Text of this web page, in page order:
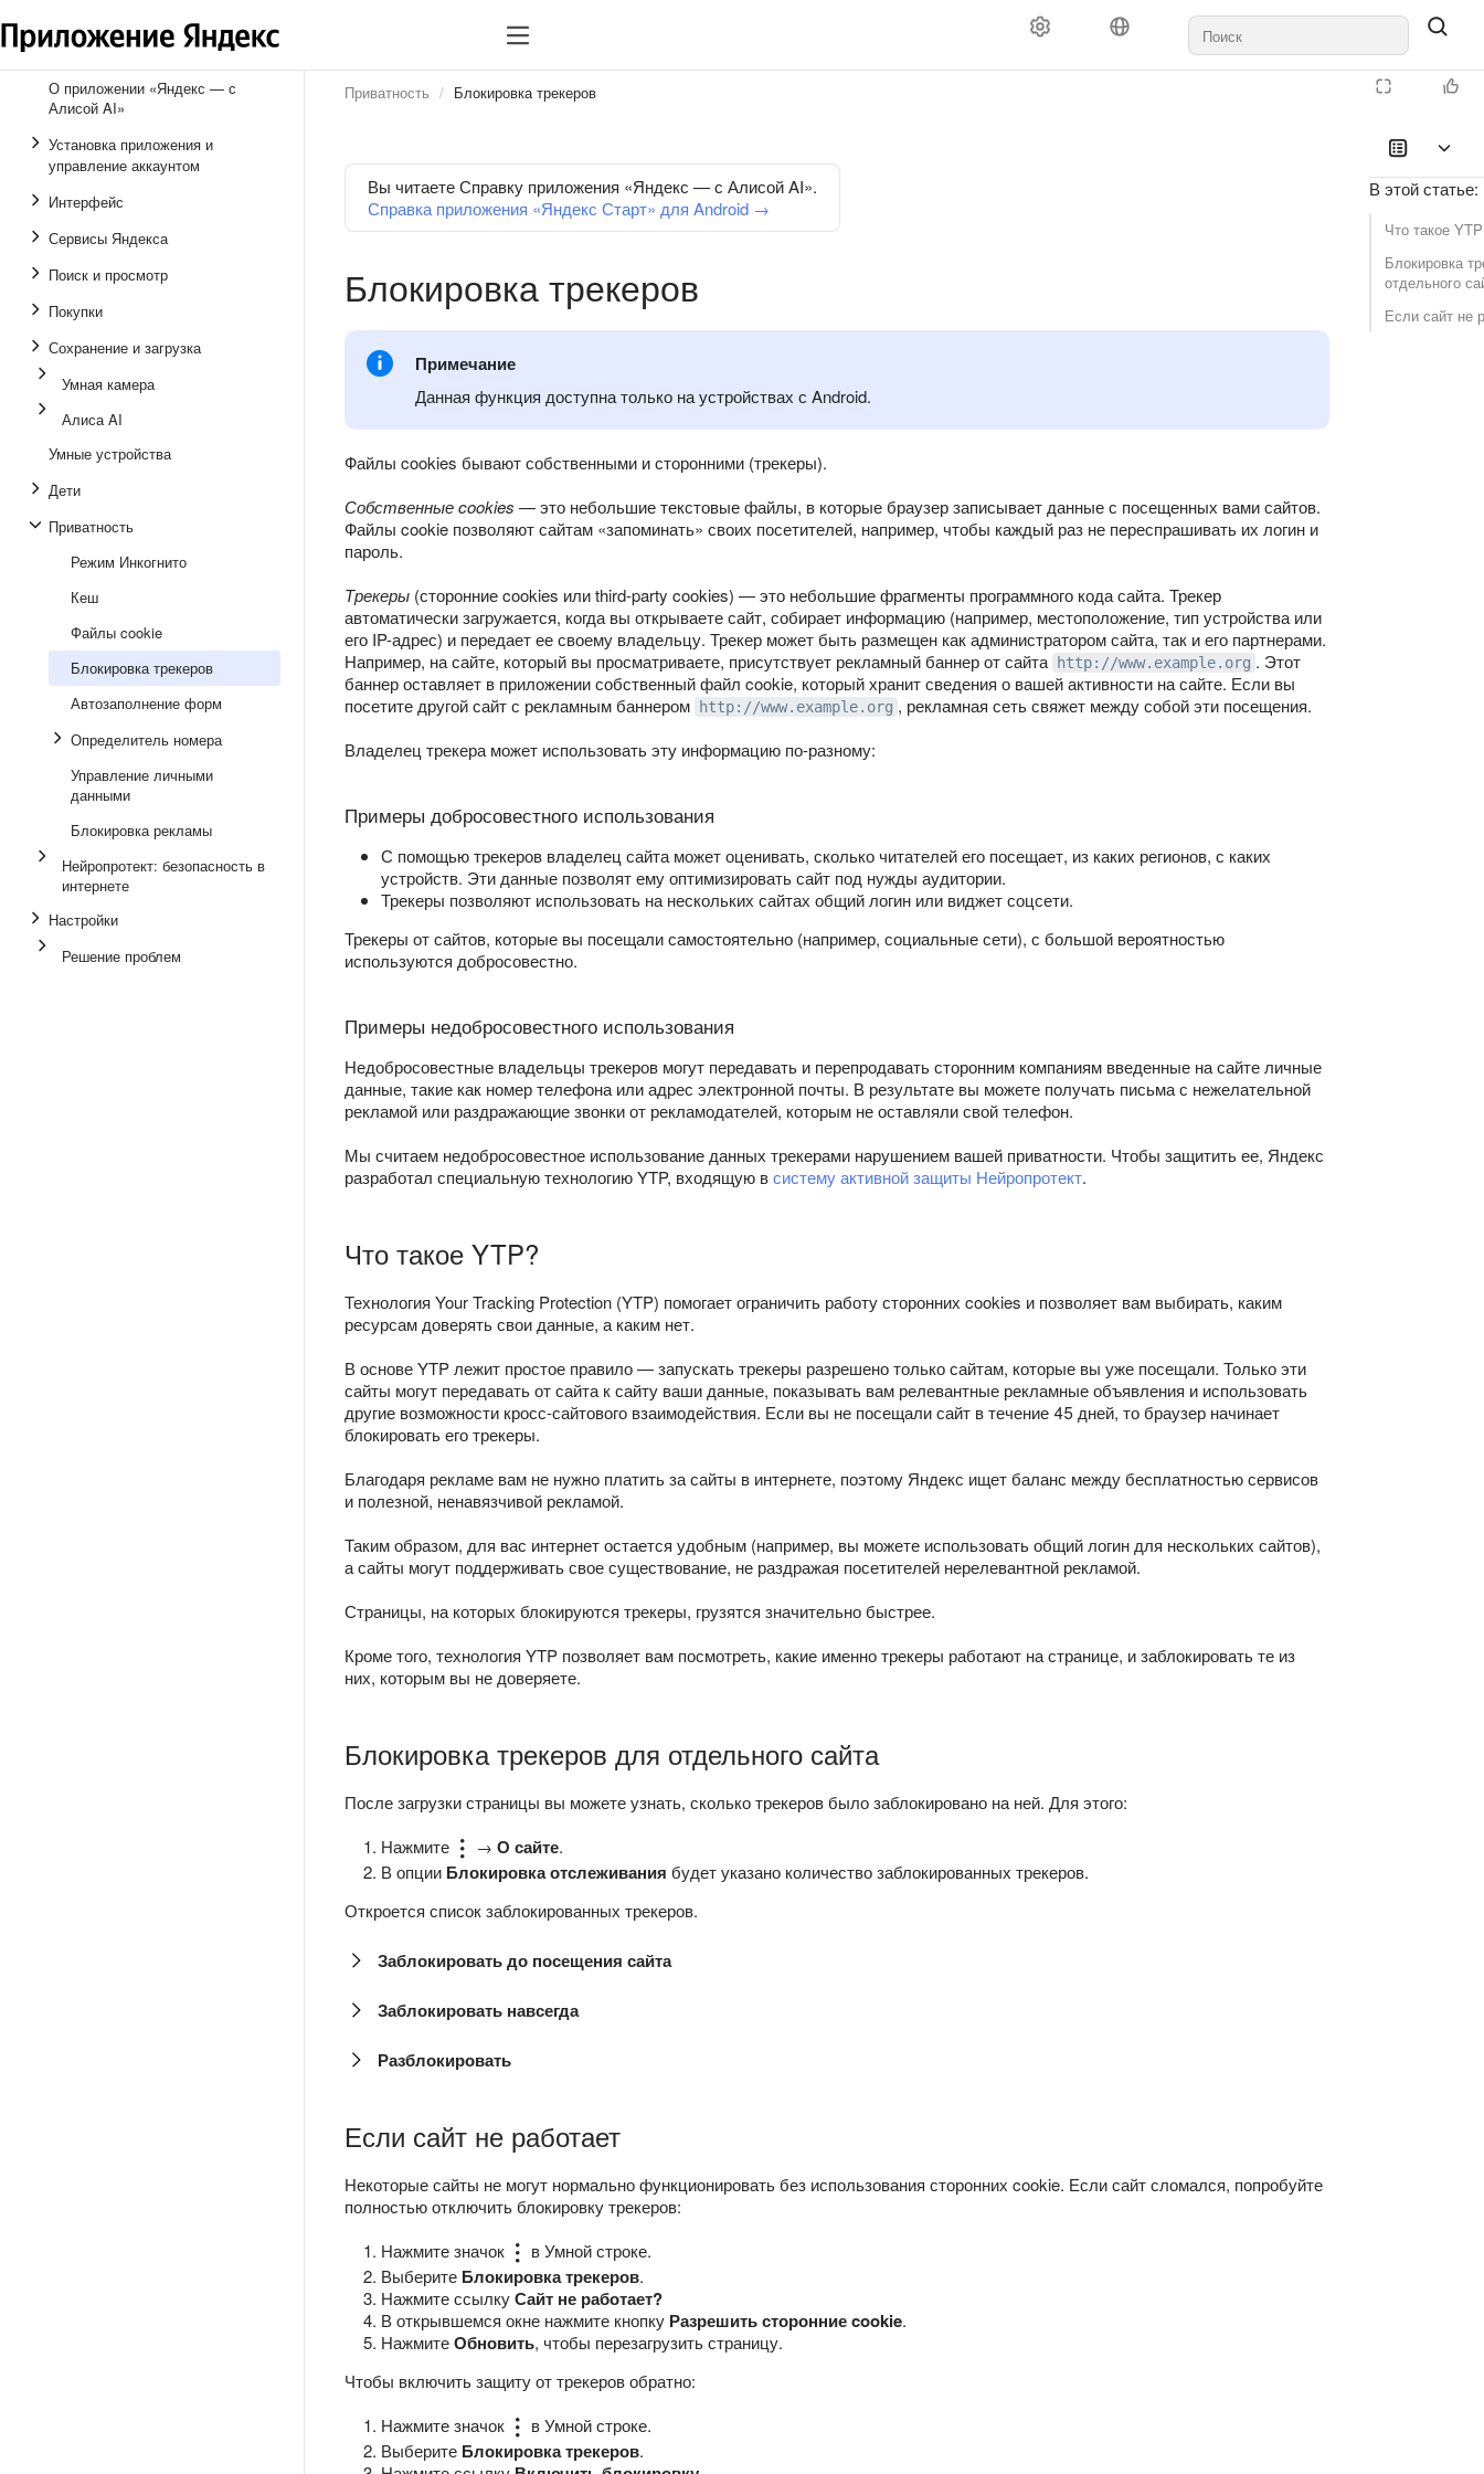
О приложении «Яндекс — с
Алисой AI»
Установка приложения и
управление аккаунтом
Интерфейс
Сервисы Яндекса
Поиск и просмотр
Покупки
Сохранение и загрузка
Умная камера
Алиса AI
Умные устройства
Дети
Приватность
Режим Инкогнито
Кеш
Файлы cookie
Блокировка трекеров
Автозаполнение форм
Определитель номера
Управление личными
данными
Блокировка рекламы
Нейропротект: безопасность в
интернете
Настройки
Решение проблем
В этой статье:
Что такое
Блокировка
отдельного
Если сайт не
Приватность Блокировка трекеров
Вы читаете Справку приложения «Яндекс — с Алисой AI».
Справка приложения «Яндекс Старт» для Android →
Блокировка трекеров
Примечание
Данная функция доступна только на устройствах с Android.
Файлы cookies бывают собственными и сторонними (трекеры).
Собственные cookies — это небольшие текстовые файлы, в которые браузер записывает данные с посещенных вами сайтов.
Файлы cookie позволяют сайтам «запоминать» своих посетителей, например, чтобы каждый раз не переспрашивать их логин и
пароль.
Трекеры (сторонние cookies или third-party cookies) — это небольшие фрагменты программного кода сайта. Трекер
автоматически загружается, когда вы открываете сайт, собирает информацию (например, местоположение, тип устройства или
его IP-адрес) и передает ее своему владельцу. Трекер может быть размещен как администратором сайта, так и его партнерами.
Например, на сайте, который вы просматриваете, присутствует рекламный баннер от сайта
http://www.example.org . Этот
баннер оставляет в приложении собственный файл cookie, который хранит сведения о вашей активности на сайте. Если вы
посетите другой сайт с рекламным баннером
http://www.example.org , рекламная сеть свяжет между собой эти посещения.
Владелец трекера может использовать эту информацию по-разному:
Примеры добросовестного использования
С помощью трекеров владелец сайта может оценивать, сколько читателей его посещает, из каких регионов, с каких
устройств. Эти данные позволят ему оптимизировать сайт под нужды аудитории.
Трекеры позволяют использовать на нескольких сайтах общий логин или виджет соцсети.
Трекеры от сайтов, которые вы посещали самостоятельно (например, социальные сети), с большой вероятностью
используются добросовестно.
Примеры недобросовестного использования
Недобросовестные владельцы трекеров могут передавать и перепродавать сторонним компаниям введенные на сайте личные
данные, такие как номер телефона или адрес электронной почты. В результате вы можете получать письма с нежелательной
рекламой или раздражающие звонки от рекламодателей, которым не оставляли свой телефон.
Мы считаем недобросовестное использование данных трекерами нарушением вашей приватности. Чтобы защитить ее, Яндекс
разработал специальную технологию YTP, входящую всистему активной защиты Нейропротект.
Что такое YTP?
Технология Your Tracking Protection (YTP) помогает ограничить работу сторонних cookies и позволяет вам выбирать, каким
ресурсам доверять свои данные, а каким нет.
В основе YTP лежит простое правило — запускать трекеры разрешено только сайтам, которые вы уже посещали. Только эти
сайты могут передавать от сайта к сайту ваши данные, показывать вам релевантные рекламные объявления и использовать
другие возможности кросс-сайтового взаимодействия. Если вы не посещали сайт в течение 45 дней, то браузер начинает
блокировать его трекеры.
Благодаря рекламе вам не нужно платить за сайты в интернете, поэтому Яндекс ищет баланс между бесплатностью сервисов
и полезной, ненавязчивой рекламой.
Таким образом, для вас интернет остается удобным (например, вы можете использовать общий логин для нескольких сайтов),
а сайты могут поддерживать свое существование, не раздражая посетителей нерелевантной рекламой.
Страницы, на которых блокируются трекеры, грузятся значительно быстрее.
Кроме того, технология YTP позволяет вам посмотреть, какие именно трекеры работают на странице, и заблокировать те из
них, которым вы не доверяете.
Блокировка трекеров для отдельного сайта
После загрузки страницы вы можете узнать, сколько трекеров было заблокировано на ней. Для этого:
Нажмите
→ О сайте.
В опции Блокировка отслеживания будет указано количество заблокированных трекеров.
Откроется список заблокированных трекеров.
Заблокировать до посещения сайта
Заблокировать навсегда
Разблокировать
Если сайт не работает
Некоторые сайты не могут нормально функционировать без использования сторонних cookie. Если сайт сломался, попробуйте
полностью отключить блокировку трекеров:
Нажмите значок
в Умной строке.
Выберите Блокировка трекеров.
Нажмите ссылкуСайт не работает?
В открывшемся окне нажмите кнопку Разрешить сторонние cookie.
НажмитеОбновить, чтобы перезагрузить страницу.
Чтобы включить защиту от трекеров обратно:
Нажмите значок
в Умной строке.
Выберите Блокировка трекеров.